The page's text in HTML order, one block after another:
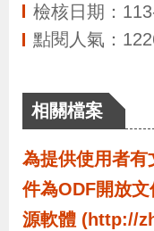
息
為
民
服
檢核日期：
點閱人氣：
相關檔案
為提供使用者有
件為ODF開放
源軟體 (http://